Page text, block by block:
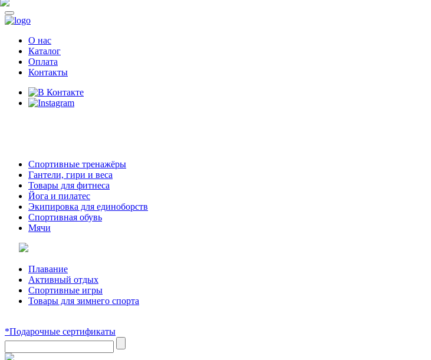
О нас
Каталог
Оплата
Контакты
Спортивные тренажёры
Гантели, гири и веса
Товары для фитнеса
Йога и пилатес
Экипировка для единоборств
Спортивная обувь
Мячи
Плавание
Активный отдых
Спортивные игры
Товары для зимнего спорта
*Подарочные сертификаты